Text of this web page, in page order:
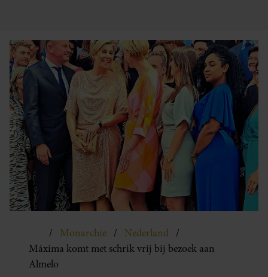
Monarchie
Nederland
Máxima komt met schrik vrij bij bezoek aan
Almelo